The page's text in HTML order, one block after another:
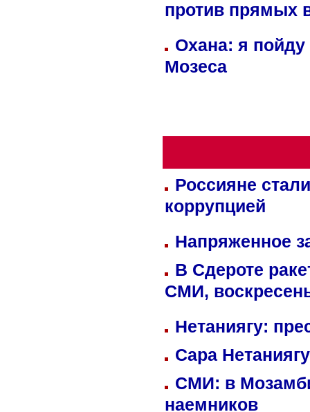
против прямых
Охана: я пойду
Мозеса
Россияне
коррупцией
Напряженное
В Сдероте
СМИ,
Нетаниягу:
Сара
СМИ: в